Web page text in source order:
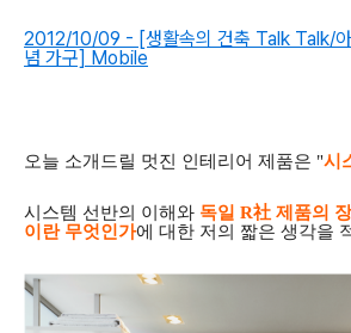
2012/10/09 - [생활속의 건축 Talk Talk/
념 가구] Mobile
오늘 소개드릴 멋진 인테리어 제품은 "시
시스템 선반의 이해와 독일 R社 제품의
이란 무엇인가에 대한 저의 짧은 생각을